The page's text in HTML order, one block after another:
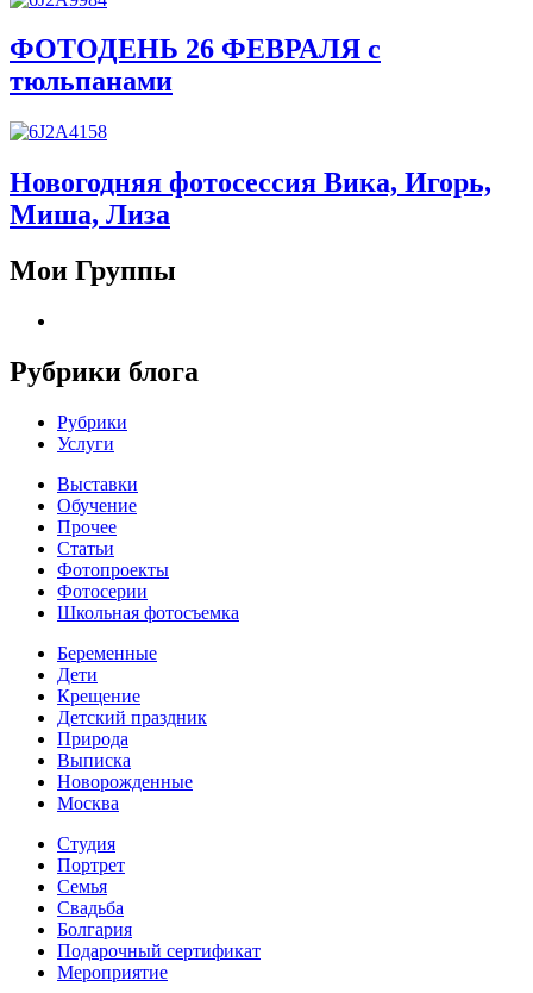
ФОТОДЕНЬ 26 ФЕВРАЛЯ с
тюльпанами
Новогодняя фотосессия Вика, Игорь,
Миша, Лиза
Мои Группы
Рубрики блога
Рубрики
Услуги
Выставки
Обучение
Прочее
Статьи
Фотопроекты
Фотосерии
Школьная фотосъемка
Беременные
Дети
Крещение
Детский праздник
Природа
Выписка
Новорожденные
Москва
Студия
Портрет
Семья
Свадьба
Болгария
Подарочный сертификат
Мероприятие